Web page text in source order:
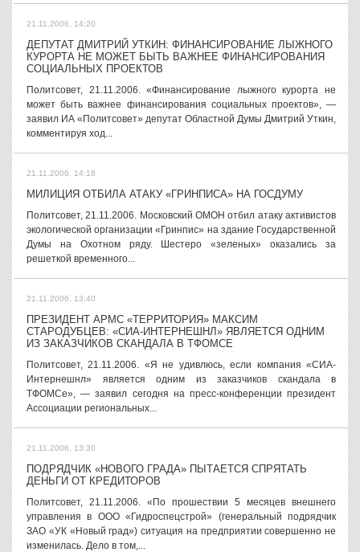
21.11.2006, 14:20
ДЕПУТАТ ДМИТРИЙ УТКИН: ФИНАНСИРОВАНИЕ ЛЫЖНОГО
КУРОРТА НЕ МОЖЕТ БЫТЬ ВАЖНЕЕ ФИНАНСИРОВАНИЯ
СОЦИАЛЬНЫХ ПРОЕКТОВ
Политсовет, 21.11.2006. «Финансирование лыжного курорта не
может быть важнее финансирования социальных проектов», —
заявил ИА «Политсовет» депутат Областной Думы Дмитрий Уткин,
комментируя ход...
21.11.2006, 14:18
МИЛИЦИЯ ОТБИЛА АТАКУ «ГРИНПИСА» НА ГОСДУМУ
Политсовет, 21.11.2006. Московский ОМОН отбил атаку активистов
экологической организации «Гринпис» на здание Государственной
Думы на Охотном ряду. Шестеро «зеленых» оказались за
решеткой временного...
21.11.2006, 13:40
ПРЕЗИДЕНТ АРМС «ТЕРРИТОРИЯ» МАКСИМ
СТАРОДУБЦЕВ: «СИА-ИНТЕРНЕШНЛ» ЯВЛЯЕТСЯ ОДНИМ
ИЗ ЗАКАЗЧИКОВ СКАНДАЛА В ТФОМСЕ
Политсовет, 21.11.2006. «Я не удивлюсь, если компания «СИА-
Интернешнл» является одним из заказчиков скандала в
ТФОМСе», — заявил сегодня на пресс-конференции президент
Ассоциации региональных...
21.11.2006, 13:30
ПОДРЯДЧИК «НОВОГО ГРАДА» ПЫТАЕТСЯ СПРЯТАТЬ
ДЕНЬГИ ОТ КРЕДИТОРОВ
Политсовет, 21.11.2006. «По прошествии 5 месяцев внешнего
управления в ООО «Гидроспецстрой» (генеральный подрядчик
ЗАО «УК «Новый град») ситуация на предприятии совершенно не
изменилась. Дело в том,...